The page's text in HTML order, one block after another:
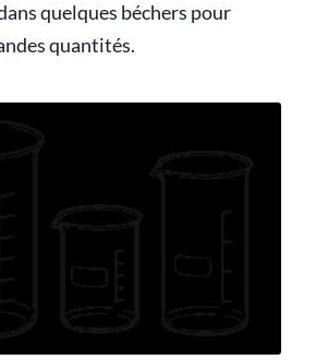
quelques béchers pour
quantités.